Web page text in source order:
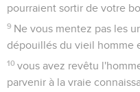
pourraient sortir de votre
9 Ne vous mentez pas les
dépouillés du vieil homme
10 vous avez revêtu
parvenir à la vraie